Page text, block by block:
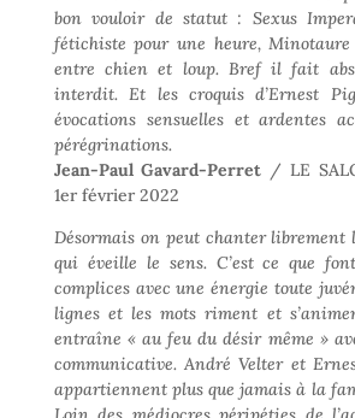
bon vouloir de statut : Sexus
fétichiste pour une heure,
entre chien et loup. Bref il fait
interdit. Et les croquis d’Ernest
évocations sensuelles et ardentes
pérégrinations.
Jean-Paul Gavard-Perret / LE
1er février 2022
Désormais on peut chanter librement
qui éveille le sens. C’est ce que
complices avec une énergie toute
lignes et les mots riment et
entraîne « au feu du désir même »
communicative. André Velter et
appartiennent plus que jamais à la